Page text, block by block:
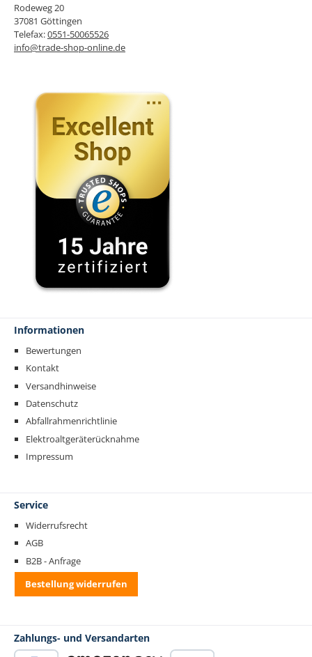
Rodeweg 20
37081 Göttingen
Telefax:0551-50065526
info@trade-shop-online.de
Informationen
Bewertungen
Kontakt
Versandhinweise
Datenschutz
Abfallrahmenrichtlinie
Elektroaltgeräterücknahme
Impressum
Service
Widerrufsrecht
AGB
B2B - Anfrage
Bestellung widerrufen
Zahlungs- und Versandarten